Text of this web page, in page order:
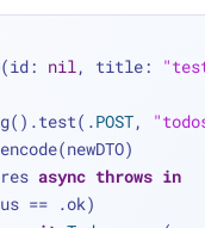
(id: nil , title:
POST,
async throws in
== .ok)